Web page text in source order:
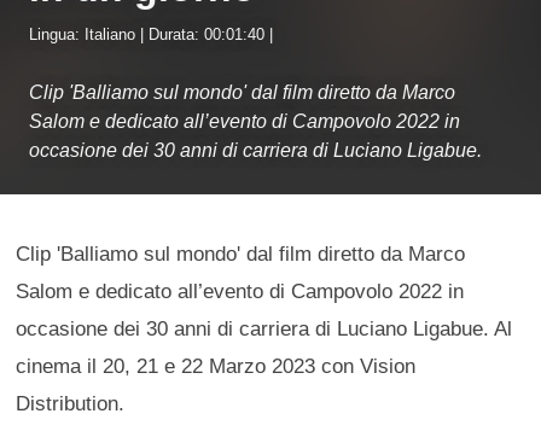
Lingua: Italiano | Durata: 00:01:40 |
Clip 'Balliamo sul mondo' dal film diretto da Marco
Salom e dedicato all’evento di Campovolo 2022 in
occasione dei 30 anni di carriera di Luciano Ligabue.
Clip 'Balliamo sul mondo' dal film diretto da Marco
Salom e dedicato all’evento di Campovolo 2022 in
occasione dei 30 anni di carriera di Luciano Ligabue. Al
cinema il 20, 21 e 22 Marzo 2023 con Vision
Distribution.